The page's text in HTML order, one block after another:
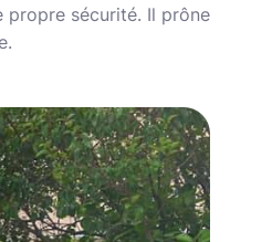
propre sécurité. Il prône